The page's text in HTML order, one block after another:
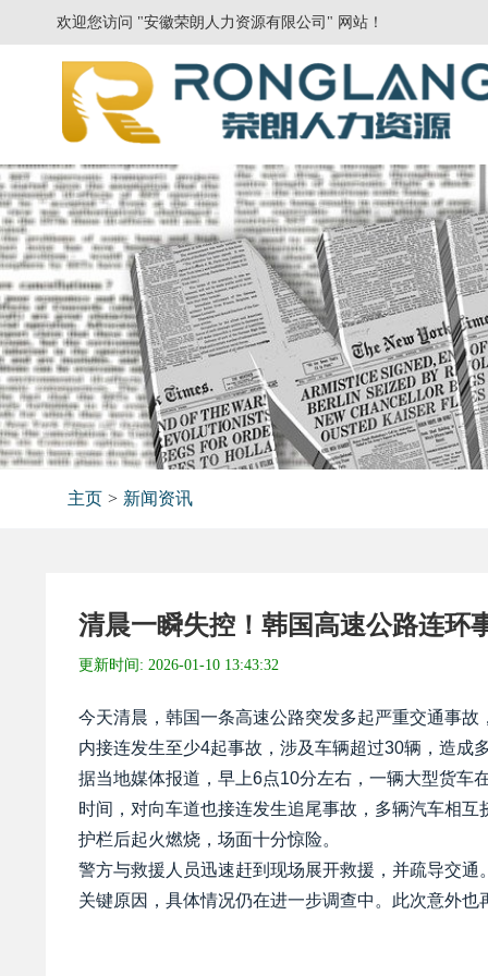
欢迎您访问 "安徽荣朗人力资源有限公司" 网站！
主页 > 新闻资讯
清晨一瞬失控！韩国高速公路连环
更新时间: 2026-01-10 13:43:32
今天清晨，韩国一条高速公路突发多起严重交通事
内接连发生至少4起事故，涉及车辆超过30辆，造成
据当地媒体报道，早上6点10分左右，一辆大型货车
时间，对向车道也接连发生追尾事故，多辆汽车相
护栏后起火燃烧，场面十分惊险。
警方与救援人员迅速赶到现场展开救援，并疏导交
关键原因，具体情况仍在进一步调查中。此次意外